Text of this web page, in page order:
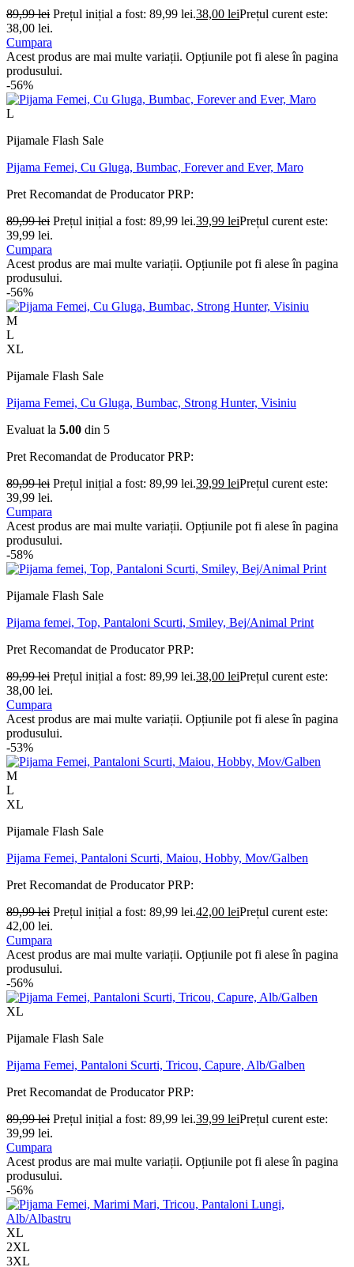
89,99lei Prețul inițial a fost: 89,99 lei.38,00 leiPrețul curent este:
38,00 lei.
Cumpara
Acest produs are mai multe variații. Opțiunile pot fi alese în pagina
produsului.
-56%
L
Pijamale Flash Sale
Pijama Femei, Cu Gluga, Bumbac, Forever and Ever, Maro
Pret Recomandat de ProducatorPRP:
89,99lei Prețul inițial a fost: 89,99 lei.39,99 leiPrețul curent este:
39,99 lei.
Cumpara
Acest produs are mai multe variații. Opțiunile pot fi alese în pagina
produsului.
-56%
M
L
XL
Pijamale Flash Sale
Pijama Femei, Cu Gluga, Bumbac, Strong Hunter, Visiniu
Evaluat la 5.00 din 5
Pret Recomandat de ProducatorPRP:
89,99lei Prețul inițial a fost: 89,99 lei.39,99 leiPrețul curent este:
39,99 lei.
Cumpara
Acest produs are mai multe variații. Opțiunile pot fi alese în pagina
produsului.
-58%
Pijamale Flash Sale
Pijama femei, Top, Pantaloni Scurti, Smiley, Bej/Animal Print
Pret Recomandat de ProducatorPRP:
89,99lei Prețul inițial a fost: 89,99 lei.38,00 leiPrețul curent este:
38,00 lei.
Cumpara
Acest produs are mai multe variații. Opțiunile pot fi alese în pagina
produsului.
-53%
M
L
XL
Pijamale Flash Sale
Pijama Femei, Pantaloni Scurti, Maiou, Hobby, Mov/Galben
Pret Recomandat de ProducatorPRP:
89,99lei Prețul inițial a fost: 89,99 lei.42,00 leiPrețul curent este:
42,00 lei.
Cumpara
Acest produs are mai multe variații. Opțiunile pot fi alese în pagina
produsului.
-56%
XL
Pijamale Flash Sale
Pijama Femei, Pantaloni Scurti, Tricou, Capure, Alb/Galben
Pret Recomandat de ProducatorPRP:
89,99lei Prețul inițial a fost: 89,99 lei.39,99 leiPrețul curent este:
39,99 lei.
Cumpara
Acest produs are mai multe variații. Opțiunile pot fi alese în pagina
produsului.
-56%
XL
2XL
3XL